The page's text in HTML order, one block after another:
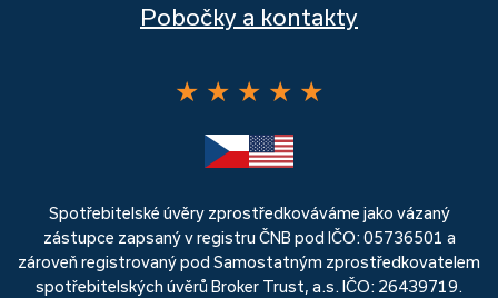
Pobočky a kontakty
★ ★ ★ ★ ★
Spotřebitelské úvěry zprostředkováváme jako vázaný
zástupce zapsaný v registru ČNB pod IČO: 05736501 a
zároveň registrovaný pod Samostatným zprostředkovatelem
spotřebitelských úvěrů Broker Trust, a.s. IČO: 26439719.